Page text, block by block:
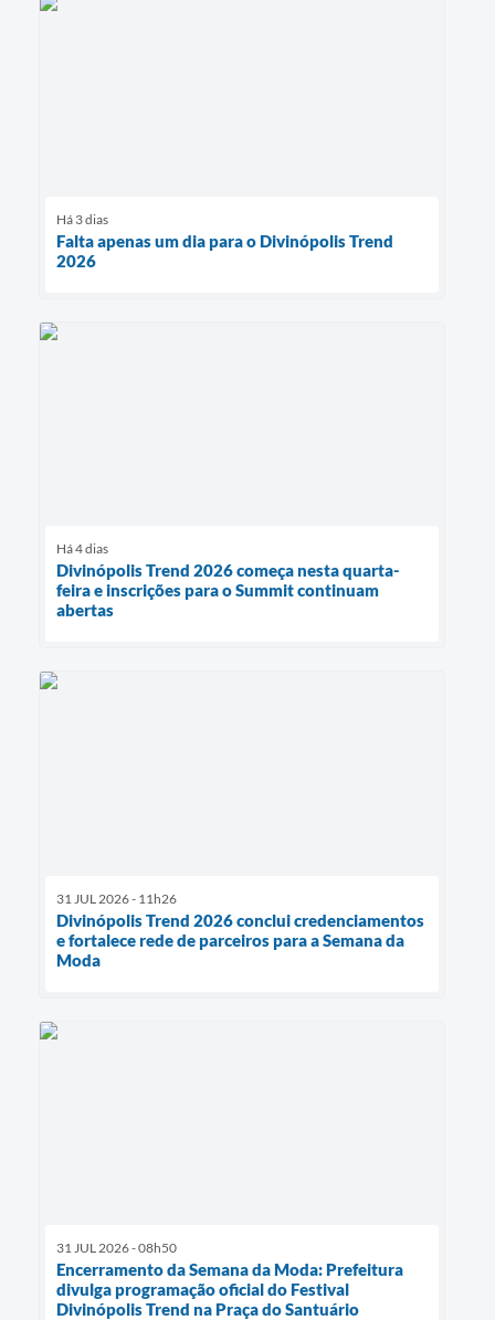
Há 3 dias
Falta apenas um dia para o Divinópolis Trend
2026
Há 4 dias
Divinópolis Trend 2026 começa nesta quarta-
feira e inscrições para o Summit continuam
abertas
31 JUL 2026 - 11h26
Divinópolis Trend 2026 conclui credenciamentos
e fortalece rede de parceiros para a Semana da
Moda
31 JUL 2026 - 08h50
Encerramento da Semana da Moda: Prefeitura
divulga programação oficial do Festival
Divinópolis Trend na Praça do Santuário